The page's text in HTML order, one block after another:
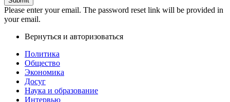
Please enter your email. The password reset link will be provided in
your email.
Вернуться и авторизоваться
Политика
Общество
Экономика
Досуг
Наука и образование
Интервью